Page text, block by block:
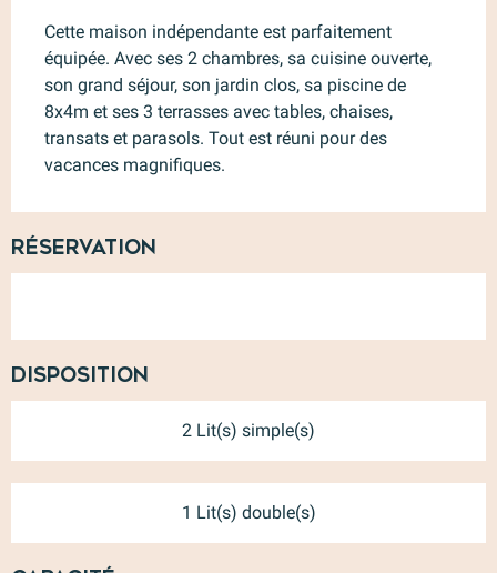
Cette maison indépendante est parfaitement
équipée. Avec ses 2 chambres, sa cuisine ouverte,
son grand séjour, son jardin clos, sa piscine de
8x4m et ses 3 terrasses avec tables, chaises,
transats et parasols. Tout est réuni pour des
vacances magnifiques.
Réservation
Disposition
2 Lit(s) simple(s)
1 Lit(s) double(s)